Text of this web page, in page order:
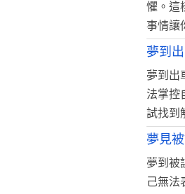
懼。這
事情讓
夢到
夢到出
法掌控
試找到
夢見
夢到被
己無法